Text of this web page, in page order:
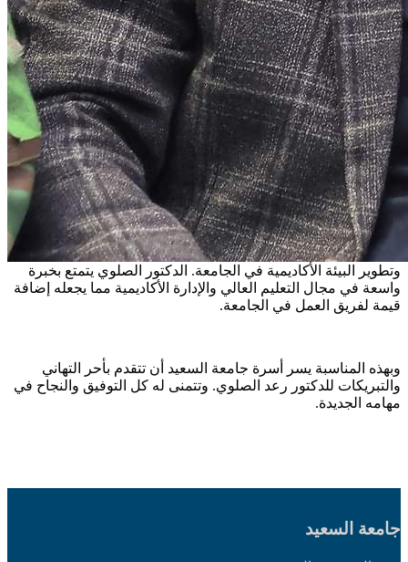
وتطوير البيئة الأكاديمية في الجامعة. الدكتور الصلوي يتمتع بخبرة
واسعة في مجال التعليم العالي والإدارة الأكاديمية مما يجعله إضافة
قيمة لفريق العمل في الجامعة.
وبهذه المناسبة يسر أسرة جامعة السعيد أن تتقدم بأحر التهاني
والتبريكات للدكتور رعد الصلوي. وتتمنى له كل التوفيق والنجاح في
مهامه الجديدة.
جامعة السعيد